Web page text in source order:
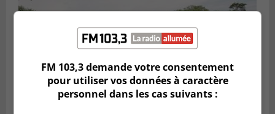
FM 103,3 demande votre consentement
pour utiliser vos données à caractère
personnel dans les cas suivants :